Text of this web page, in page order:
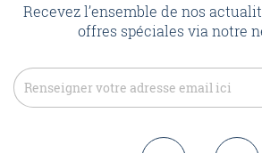
Recevez l’ensemble de nos
offres spéciales via notre